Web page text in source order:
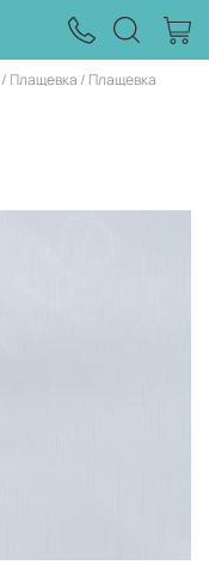
Плащевка
Плащевка